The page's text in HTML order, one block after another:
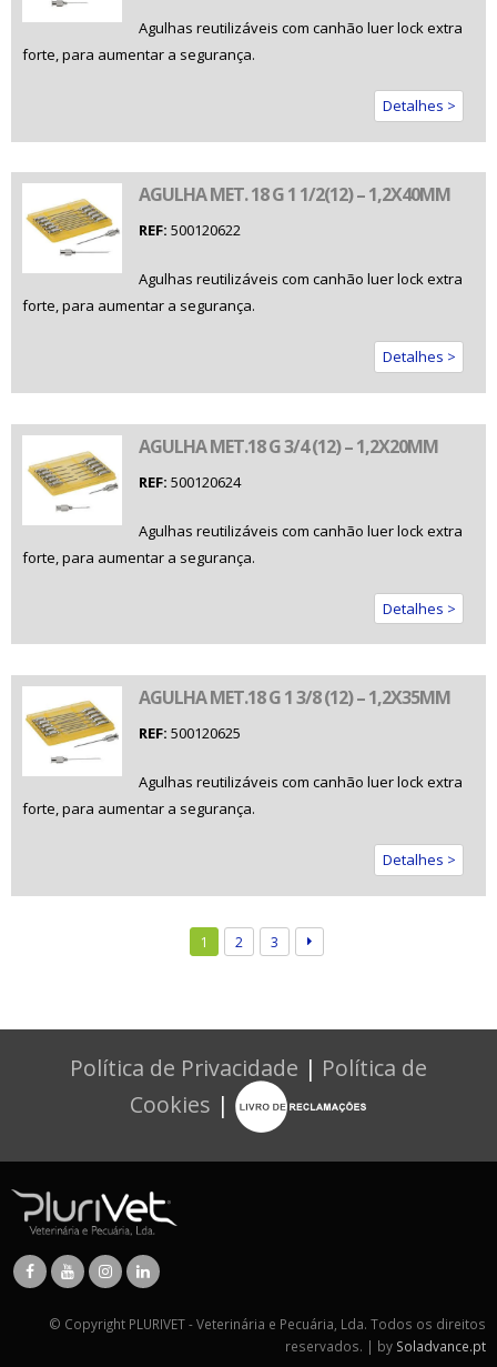
Agulhas reutilizáveis com canhão luer lock extra
forte, para aumentar a segurança.
Detalhes >
AGULHA MET. 18 G 1 1/2(12) – 1,2X40MM
REF: 500120622
Agulhas reutilizáveis com canhão luer lock extra
forte, para aumentar a segurança.
Detalhes >
AGULHA MET.18 G 3/4 (12) – 1,2X20MM
REF: 500120624
Agulhas reutilizáveis com canhão luer lock extra
forte, para aumentar a segurança.
Detalhes >
AGULHA MET.18 G 1 3/8 (12) – 1,2X35MM
REF: 500120625
Agulhas reutilizáveis com canhão luer lock extra
forte, para aumentar a segurança.
Detalhes >
1 2 3
Política de Privacidade | Política de
Cookies |
© Copyright PLURIVET - Veterinária e Pecuária, Lda. Todos os direitos
reservados. | by Soladvance.pt